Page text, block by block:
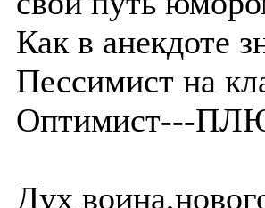
Как в анекдоте
Пессимист на
Оптимист---
Дух